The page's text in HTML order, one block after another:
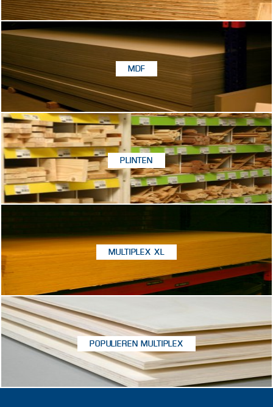
MDF
PLINTEN
MULTIPLEX XL
POPULIEREN MULTIPLEX